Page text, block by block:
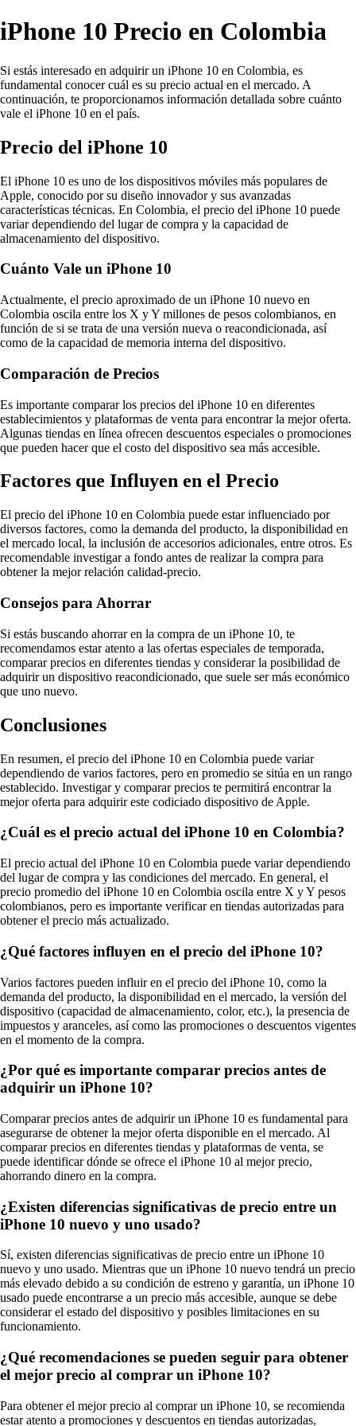
iPhone 10 Precio en Colombia
Si estás interesado en adquirir un iPhone 10 en Colombia, es
fundamental conocer cuál es su precio actual en el mercado. A
continuación, te proporcionamos información detallada sobre cuánto
vale el iPhone 10 en el país.
Precio del iPhone 10
El iPhone 10 es uno de los dispositivos móviles más populares de
Apple, conocido por su diseño innovador y sus avanzadas
características técnicas. En Colombia, el precio del iPhone 10 puede
variar dependiendo del lugar de compra y la capacidad de
almacenamiento del dispositivo.
Cuánto Vale un iPhone 10
Actualmente, el precio aproximado de un iPhone 10 nuevo en
Colombia oscila entre los X y Y millones de pesos colombianos, en
función de si se trata de una versión nueva o reacondicionada, así
como de la capacidad de memoria interna del dispositivo.
Comparación de Precios
Es importante comparar los precios del iPhone 10 en diferentes
establecimientos y plataformas de venta para encontrar la mejor oferta.
Algunas tiendas en línea ofrecen descuentos especiales o promociones
que pueden hacer que el costo del dispositivo sea más accesible.
Factores que Influyen en el Precio
El precio del iPhone 10 en Colombia puede estar influenciado por
diversos factores, como la demanda del producto, la disponibilidad en
el mercado local, la inclusión de accesorios adicionales, entre otros. Es
recomendable investigar a fondo antes de realizar la compra para
obtener la mejor relación calidad-precio.
Consejos para Ahorrar
Si estás buscando ahorrar en la compra de un iPhone 10, te
recomendamos estar atento a las ofertas especiales de temporada,
comparar precios en diferentes tiendas y considerar la posibilidad de
adquirir un dispositivo reacondicionado, que suele ser más económico
que uno nuevo.
Conclusiones
En resumen, el precio del iPhone 10 en Colombia puede variar
dependiendo de varios factores, pero en promedio se sitúa en un rango
establecido. Investigar y comparar precios te permitirá encontrar la
mejor oferta para adquirir este codiciado dispositivo de Apple.
¿Cuál es el precio actual del iPhone 10 en Colombia?
El precio actual del iPhone 10 en Colombia puede variar dependiendo
del lugar de compra y las condiciones del mercado. En general, el
precio promedio del iPhone 10 en Colombia oscila entre X y Y pesos
colombianos, pero es importante verificar en tiendas autorizadas para
obtener el precio más actualizado.
¿Qué factores influyen en el precio del iPhone 10?
Varios factores pueden influir en el precio del iPhone 10, como la
demanda del producto, la disponibilidad en el mercado, la versión del
dispositivo (capacidad de almacenamiento, color, etc.), la presencia de
impuestos y aranceles, así como las promociones o descuentos vigentes
en el momento de la compra.
¿Por qué es importante comparar precios antes de
adquirir un iPhone 10?
Comparar precios antes de adquirir un iPhone 10 es fundamental para
asegurarse de obtener la mejor oferta disponible en el mercado. Al
comparar precios en diferentes tiendas y plataformas de venta, se
puede identificar dónde se ofrece el iPhone 10 al mejor precio,
ahorrando dinero en la compra.
¿Existen diferencias significativas de precio entre un
iPhone 10 nuevo y uno usado?
Sí, existen diferencias significativas de precio entre un iPhone 10
nuevo y uno usado. Mientras que un iPhone 10 nuevo tendrá un precio
más elevado debido a su condición de estreno y garantía, un iPhone 10
usado puede encontrarse a un precio más accesible, aunque se debe
considerar el estado del dispositivo y posibles limitaciones en su
funcionamiento.
¿Qué recomendaciones se pueden seguir para obtener
el mejor precio al comprar un iPhone 10?
Para obtener el mejor precio al comprar un iPhone 10, se recomienda
estar atento a promociones y descuentos en tiendas autorizadas,